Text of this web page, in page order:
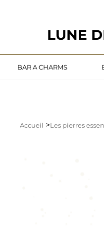
LUNE
BAR A CHARMS
Accueil >Les pierres